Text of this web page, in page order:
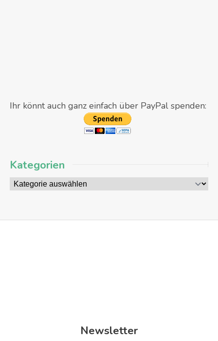
Ihr könnt auch ganz einfach über PayPal spenden:
Kategorien
Newsletter